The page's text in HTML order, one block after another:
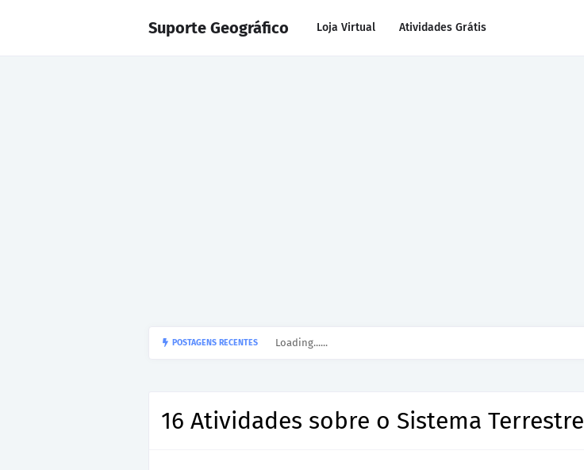
Suporte Geográfico Loja Virtual Atividades Grátis
POSTAGENS RECENTES Loading......
16 Atividades sobre o Sistema Terrestre